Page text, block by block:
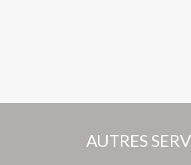
AUTRES